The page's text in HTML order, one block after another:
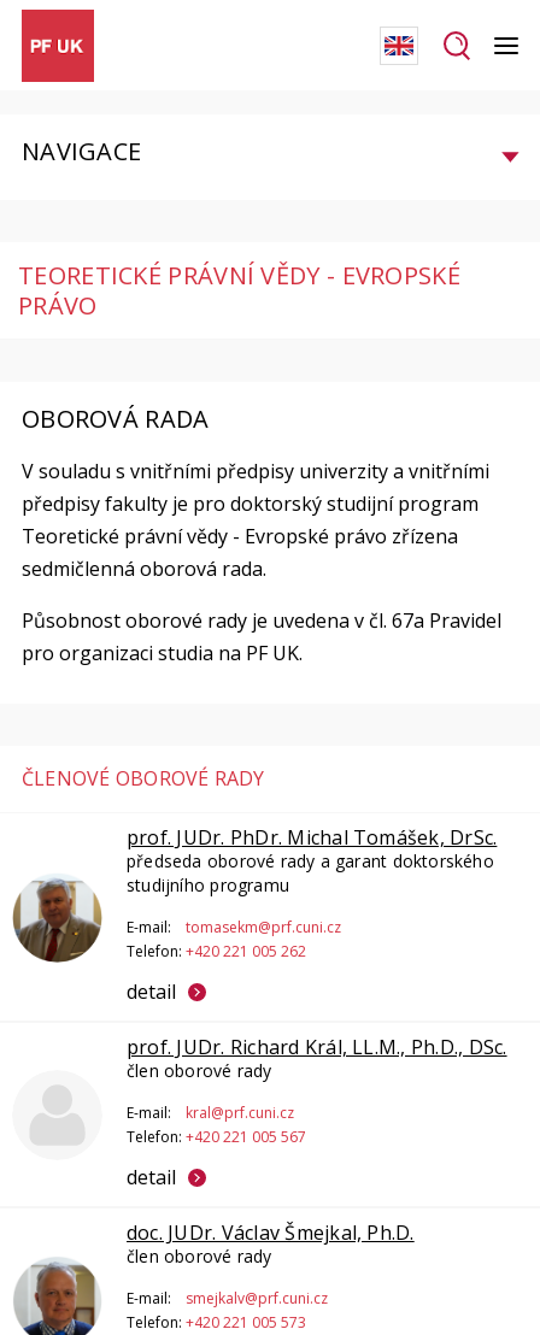
NAVIGACE
TEORETICKÉ PRÁVNÍ VĚDY - EVROPSKÉ
PRÁVO
OBOROVÁ RADA
V souladu s vnitřními předpisy univerzity a vnitřními
předpisy fakulty je pro doktorský studijní program
Teoretické právní vědy - Evropské právo zřízena
sedmičlenná oborová rada.
Působnost oborové rady je uvedena v čl. 67a Pravidel
pro organizaci studia na PF UK.
ČLENOVÉ OBOROVÉ RADY
prof. JUDr. PhDr. Michal Tomášek, DrSc.
předseda oborové rady a garant doktorského
studijního programu
E-mail:
tomasekm@prf.cuni.cz
Telefon: +420 221 005 262
detail
prof. JUDr. Richard Král, LL.M., Ph.D., DSc.
člen oborové rady
E-mail:
kral@prf.cuni.cz
Telefon: +420 221 005 567
detail
doc. JUDr. Václav Šmejkal, Ph.D.
člen oborové rady
E-mail:
smejkalv@prf.cuni.cz
Telefon: +420 221 005 573